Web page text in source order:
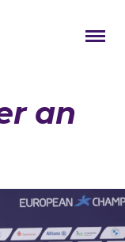
an